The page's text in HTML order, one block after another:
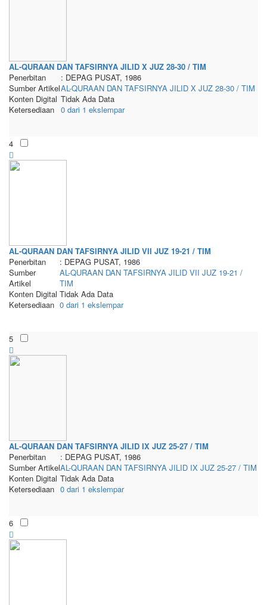
AL-QURAAN DAN TAFSIRNYA JILID X JUZ 28-30 / TIM
Penerbitan
: DEPAG PUSAT, 1986
Sumber ArtikelAL-QURAAN DAN TAFSIRNYA JILID X JUZ 28-30 / TIM
Konten Digital Tidak Ada Data
Ketersediaan 0 dari 1 ekslempar
4
AL-QURAAN DAN TAFSIRNYA JILID VII JUZ 19-21 / TIM
Penerbitan
: DEPAG PUSAT, 1986
Sumber
Artikel
AL-QURAAN DAN TAFSIRNYA JILID VII JUZ 19-21 /
TIM
Konten Digital Tidak Ada Data
Ketersediaan 0 dari 1 ekslempar
5
AL-QURAAN DAN TAFSIRNYA JILID IX JUZ 25-27 / TIM
Penerbitan
: DEPAG PUSAT, 1986
Sumber ArtikelAL-QURAAN DAN TAFSIRNYA JILID IX JUZ 25-27 / TIM
Konten Digital Tidak Ada Data
Ketersediaan 0 dari 1 ekslempar
6